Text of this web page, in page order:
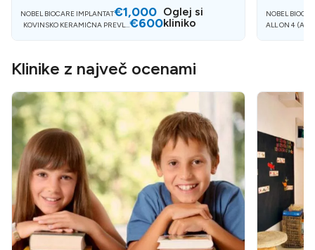
NOBEL BIOCARE IMPLANTAT€1,000
KOVINSKO KERAMIČNA PREVLE€600
Oglej si
kliniko
NOBEL
ALL ON 4
Klinike z največ ocenami